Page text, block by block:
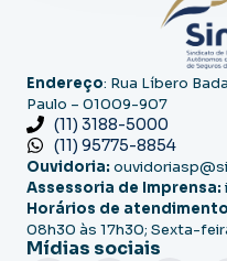
Endereço: Rua Líbero
Paulo – 01009-907
(11) 3188-5000
(11) 95775-8854
Ouvidoria:
Assessoria de Imprensa:
Horários de
08h30 às 17h30; Sexta-
Mídias sociais